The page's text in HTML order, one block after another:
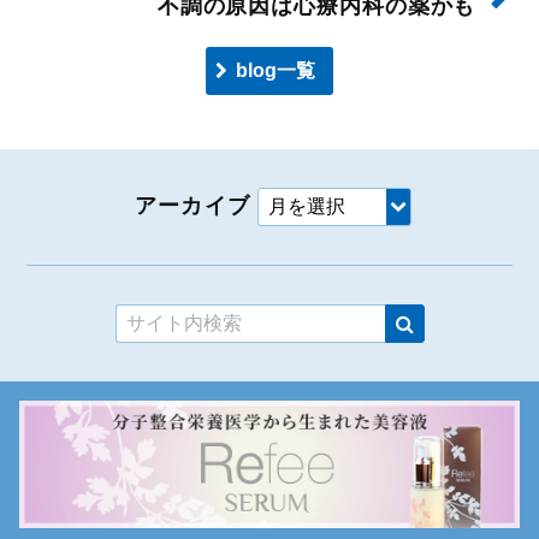
不調の原因は心療内科の薬かも
blog一覧
アーカイブ